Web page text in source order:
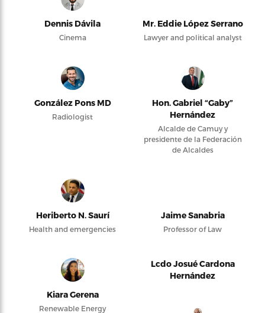
Dennis Dávila
Cinema
Mr. Eddie López Serrano
Lawyer and political analyst
González Pons MD
Radiologist
Hon. Gabriel “Gaby”
Hernández
Alcalde de Camuy y
presidente de la Federación
de Alcaldes
Heriberto N. Saurí
Health and emergencies
Jaime Sanabria
Professor of Law
Kiara Gerena
Renewable Energy
Lcdo Josué Cardona
Hernández